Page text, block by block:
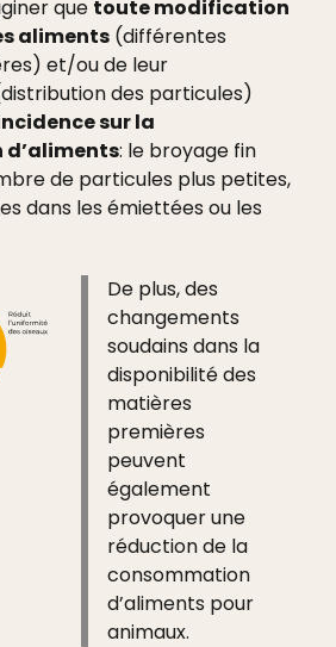
que toute modification
aliments (différentes
et/ou de leur
des particules)
sur la
: le broyage fin
de particules plus petites,
dans les émiettées ou les
De plus, des
changements
soudains dans la
disponibilité des
matières
premières
peuvent
également
provoquer une
réduction de la
consommation
d’aliments pour
animaux.